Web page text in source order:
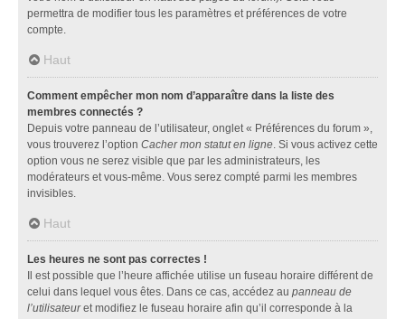
permettra de modifier tous les paramètres et préférences de votre
compte.
Haut
Comment empêcher mon nom d’apparaître dans la liste des
membres connectés ?
Depuis votre panneau de l’utilisateur, onglet « Préférences du forum »,
vous trouverez l’option Cacher mon statut en ligne. Si vous activez cette
option vous ne serez visible que par les administrateurs, les
modérateurs et vous-même. Vous serez compté parmi les membres
invisibles.
Haut
Les heures ne sont pas correctes !
Il est possible que l’heure affichée utilise un fuseau horaire différent de
celui dans lequel vous êtes. Dans ce cas, accédez au panneau de
l’utilisateuret modifiez le fuseau horaire afin qu’il corresponde à la